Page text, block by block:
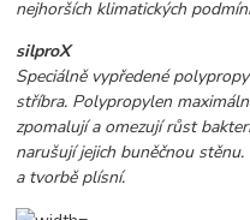
nejhorších klimatických
silproX
Speciálně vypředené
stříbra. Polypropylen
zpomalují a omezují růst
narušují jejich buněčnou
a tvorbě plísní.